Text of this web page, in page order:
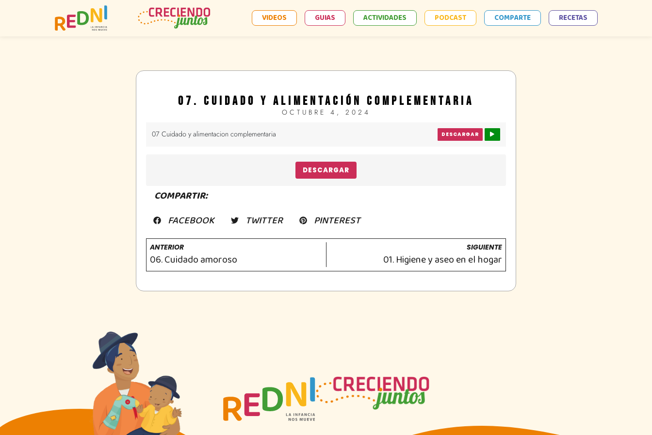
VIDEOS GUIAS ACTIVIDADES PODCAST COMPARTE RECETAS
07. CUIDADO Y ALIMENTACIÓN COMPLEMENTARIA
OCTUBRE 4, 2024
07 Cuidado y alimentacion complementaria DESCARGAR
DESCARGAR
COMPARTIR:
FACEBOOK
TWITTER PINTEREST
ANTERIOR
06. Cuidado amoroso
SIGUIENTE
01. Higiene y aseo en el hogar